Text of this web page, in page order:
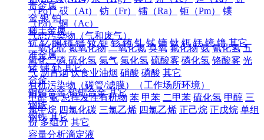
（Po） 砹（At） 钫（Fr） 镭（Ra） 钷（Pm）
镤
（Pa） 锕（Ac）
气态污染物（气和废气）
二氧化硫 氮氧化物 二氧化氮 臭氧 氟化物 氨 氰化氢 五
氧化二磷 硫化氢 氯气 氯化氢 硫酸雾 磷化氢 铬酸雾 光
气 沥青烟 饮食业油烟 硝酸 磷酸 其它
有机污染物（碳管/滤膜）（工作场所环境）
甲醛 氨 总挥发性有机物 苯 甲苯 二甲苯 硫化氢 甲醇 三
氯甲烷 四氯化碳 三氯乙烯 四氯乙烯 正己烷 正戊烷 单组
份 多组分 其它
容量分析滴定液
贵金属
金 银 铂
稀土金属
钪 钇 镧 铈 镨 钕 钷 钐 铕 钆 铽 镝 钬 铒 铥 镱 镥 其它
准金属
锗 锑 钋 其它
合金
铜铅合金 铅钯合金 其它
钢铁
钢铁 其它